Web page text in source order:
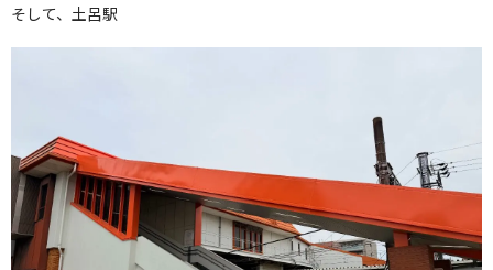
そして、土呂駅